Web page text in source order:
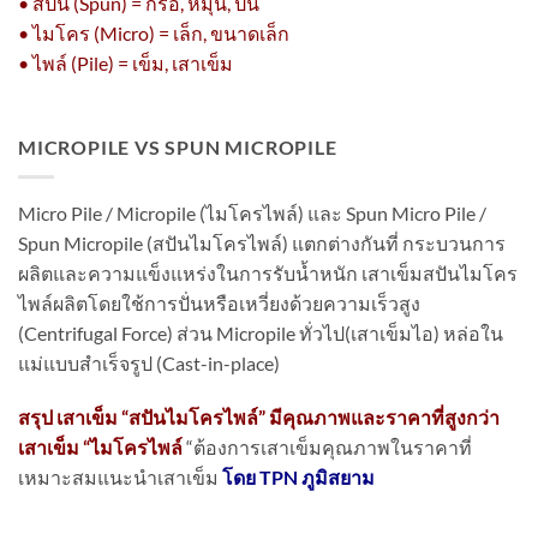
• ไมโคร (Micro) = เล็ก, ขนาดเล็ก
• ไพล์ (Pile) = เข็ม, เสาเข็ม
MICROPILE VS SPUN MICROPILE
Micro Pile / Micropile (ไมโครไพล์) และ Spun Micro Pile /
Spun Micropile (สปันไมโครไพล์) แตกต่างกันที่ กระบวนการ
ผลิตและความแข็งแหร่งในการรับน้ำหนัก เสาเข็มสปันไมโคร
ไพล์ผลิตโดยใช้การปั่นหรือเหวี่ยงด้วยความเร็วสูง
(Centrifugal Force) ส่วน Micropile ทั่วไป(เสาเข็มไอ) หล่อใน
แม่แบบสำเร็จรูป (Cast-in-place)
สรุป เสาเข็ม “สปันไมโครไพล์” มีคุณภาพและราคาที่สูงกว่า
เสาเข็ม “ไมโครไพล์“ต้องการเสาเข็มคุณภาพในราคาที่
เหมาะสมแนะนำเสาเข็ม โดย TPN ภูมิสยาม